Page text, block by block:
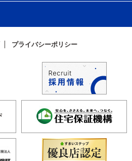
プライバシーポリシー